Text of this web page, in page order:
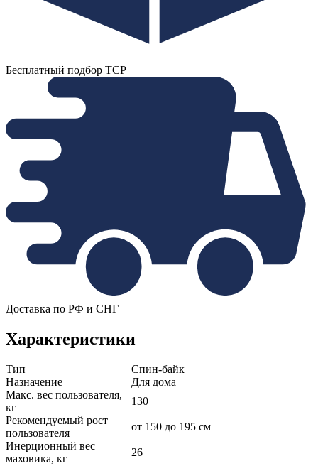
Бесплатный подбор ТСР
Доставка по РФ и СНГ
Характеристики
Тип
Спин-байк
Назначение
Для дома
Макс. вес пользователя,
кг
130
Рекомендуемый рост
пользователя
от 150 до 195 см
Инерционный вес
маховика, кг
26